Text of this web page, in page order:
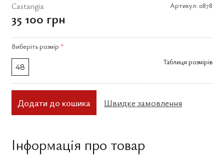
Castangia Артикул: 0878
35 100 грн
Виберіть розмір *
48
Таблиця розмірів
Додати до кошика Швидке замовлення
Інформація про товар